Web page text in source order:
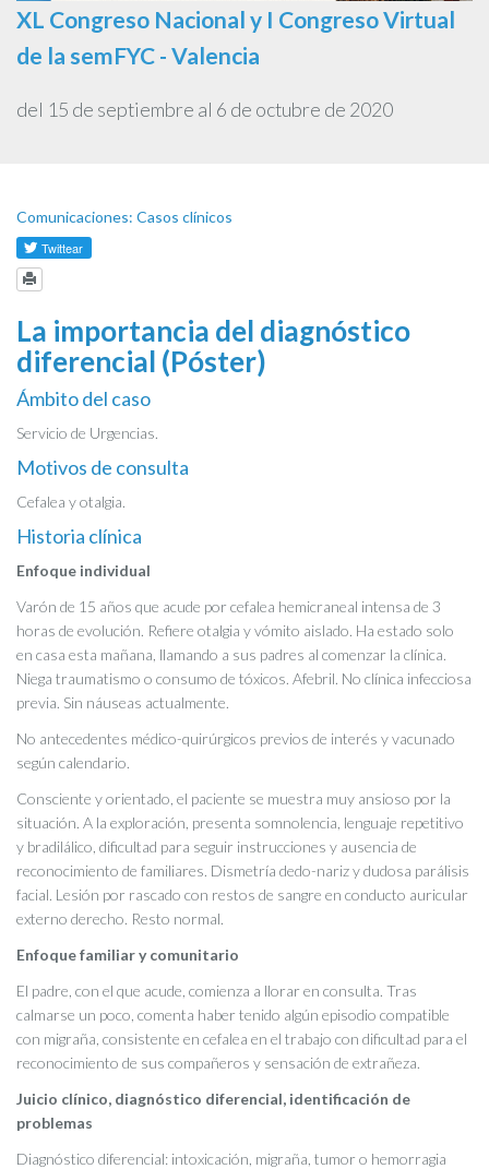
XL Congreso Nacional y I Congreso Virtual
de la semFYC - Valencia
del 15 de septiembre al 6 de octubre de 2020
Comunicaciones: Casos clínicos
La importancia del diagnóstico
diferencial (Póster)
Ámbito del caso
Servicio de Urgencias.
Motivos de consulta
Cefalea y otalgia.
Historia clínica
Enfoque individual
Varón de 15 años que acude por cefalea hemicraneal intensa de 3
horas de evolución. Refiere otalgia y vómito aislado. Ha estado solo
en casa esta mañana, llamando a sus padres al comenzar la clínica.
Niega traumatismo o consumo de tóxicos. Afebril. No clínica infecciosa
previa. Sin náuseas actualmente.
No antecedentes médico-quirúrgicos previos de interés y vacunado
según calendario.
Consciente y orientado, el paciente se muestra muy ansioso por la
situación. A la exploración, presenta somnolencia, lenguaje repetitivo
y bradilálico, dificultad para seguir instrucciones y ausencia de
reconocimiento de familiares. Dismetría dedo-nariz y dudosa parálisis
facial. Lesión por rascado con restos de sangre en conducto auricular
externo derecho. Resto normal.
Enfoque familiar y comunitario
El padre, con el que acude, comienza a llorar en consulta. Tras
calmarse un poco, comenta haber tenido algún episodio compatible
con migraña, consistente en cefalea en el trabajo con dificultad para el
reconocimiento de sus compañeros y sensación de extrañeza.
Juicio clínico, diagnóstico diferencial, identificación de
problemas
Diagnóstico diferencial: intoxicación, migraña, tumor o hemorragia